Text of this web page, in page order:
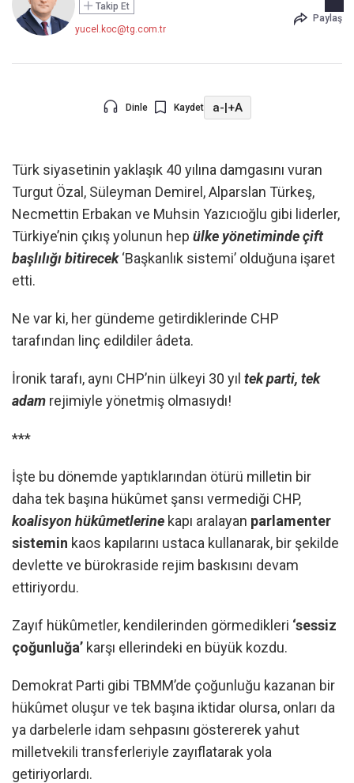
Takip Et
yucel.koc@tg.com.tr
Paylaş
Dinle Kaydet a-|+A
Türk siyasetinin yaklaşık 40 yılına damgasını vuran
Turgut Özal, Süleyman Demirel, Alparslan Türkeş,
Necmettin Erbakan ve Muhsin Yazıcıoğlu gibi liderler,
Türkiye’nin çıkış yolunun hep ülke yönetiminde çift
başlılığı bitirecek‘Başkanlık sistemi’ olduğuna işaret
etti.
Ne var ki, her gündeme getirdiklerinde CHP
tarafından linç edildiler âdeta.
İronik tarafı, aynı CHP’nin ülkeyi 30 yıl tek parti, tek
adam rejimiyle yönetmiş olmasıydı!
***
İşte bu dönemde yaptıklarından ötürü milletin bir
daha tek başına hükûmet şansı vermediği CHP,
koalisyon hükûmetlerine kapı aralayan parlamenter
sistemin kaos kapılarını ustaca kullanarak, bir şekilde
devlette ve bürokraside rejim baskısını devam
ettiriyordu.
Zayıf hükûmetler, kendilerinden görmedikleri ‘sessiz
çoğunluğa’ karşı ellerindeki en büyük kozdu.
Demokrat Parti gibi TBMM’de çoğunluğu kazanan bir
hükûmet oluşur ve tek başına iktidar olursa, onları da
ya darbelerle idam sehpasını göstererek yahut
milletvekili transferleriyle zayıflatarak yola
getiriyorlardı.